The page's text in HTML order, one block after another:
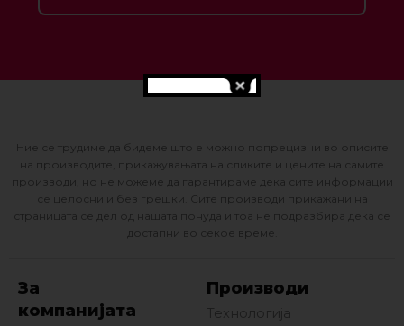
Ние се трудиме да бидеме што е можно попрецизни во описите
на производите, прикажувањата на сликите и цените на самите
производи, но не можеме да гарантираме дека сите информации
се целосни и без грешки. Сите производи прикажани на
страницата се дел од нашата понуда и тоа не подразбира дека се
достапни во секое време.
За
компанијата
Производи
Технологија